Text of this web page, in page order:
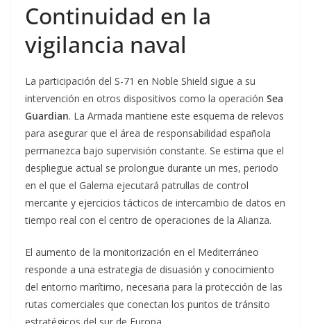
Continuidad en la
vigilancia naval
La participación del S-71 en Noble Shield sigue a su
intervención en otros dispositivos como la operación Sea
Guardian. La Armada mantiene este esquema de relevos
para asegurar que el área de responsabilidad española
permanezca bajo supervisión constante. Se estima que el
despliegue actual se prolongue durante un mes, periodo
en el que el Galerna ejecutará patrullas de control
mercante y ejercicios tácticos de intercambio de datos en
tiempo real con el centro de operaciones de la Alianza.
El aumento de la monitorización en el Mediterráneo
responde a una estrategia de disuasión y conocimiento
del entorno marítimo, necesaria para la protección de las
rutas comerciales que conectan los puntos de tránsito